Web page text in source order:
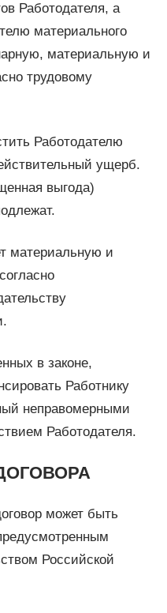
Работодателя, а
материального
материальную и
трудовому
Работодателю
ущерб.
выгода)
материальную и
в законе,
Работнику
неправомерными
Работодателя.
может быть
Российской